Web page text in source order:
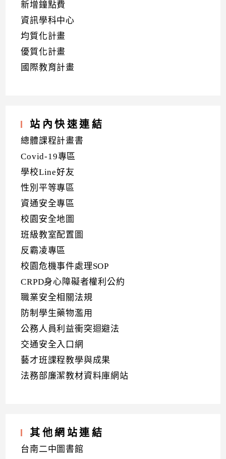
新增鐘點費
資訊學科中心
均質化計畫
優質化計畫
國際教育計畫
站內快速連結
總體課程計畫書
Covid-19專區
學校Line好友
性別平等專區
資通安全專區
校園安全地圖
班級教室配置圖
反霸凌專區
校園危機事件處理SOP
CRPD身心障礙者權利公約
職業安全相關法規
防制學生藥物濫用
公務人員利益衝突迴避法
交通安全入口網
藝才班課程教學與成果
法務部廉潔教材資料庫網站
其他網站連結
台南二中圖書館